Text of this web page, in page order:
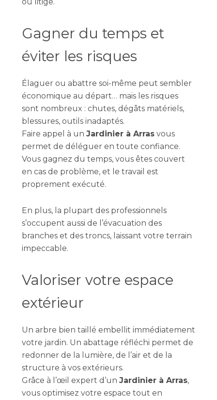
Gagner du temps et
éviter les risques
Élaguer ou abattre soi-même peut sembler
économique au départ… mais les risques
sont nombreux : chutes, dégâts matériels,
blessures, outils inadaptés.
Faire appel à un Jardinier à Arras vous
permet de déléguer en toute confiance.
Vous gagnez du temps, vous êtes couvert
en cas de problème, et le travail est
proprement exécuté.
En plus, la plupart des professionnels
s’occupent aussi de l’évacuation des
branches et des troncs, laissant votre terrain
impeccable.
Valoriser votre espace
extérieur
Un arbre bien taillé embellit immédiatement
votre jardin. Un abattage réfléchi permet de
redonner de la lumière, de l’air et de la
structure à vos extérieurs.
Grâce à l’œil expert d’un Jardinier à Arras,
vous optimisez votre espace tout en